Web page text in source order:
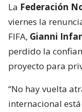
La Federación
viernes la
FIFA, Gianni
perdido la
proyecto para
“No hay vuelta
internacional